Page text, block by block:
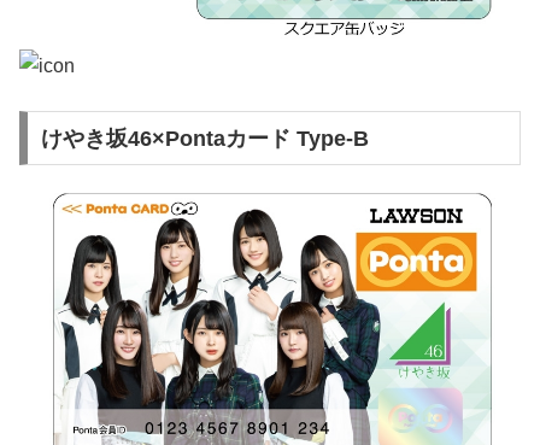
けやき坂46×Pontaカード Type-B